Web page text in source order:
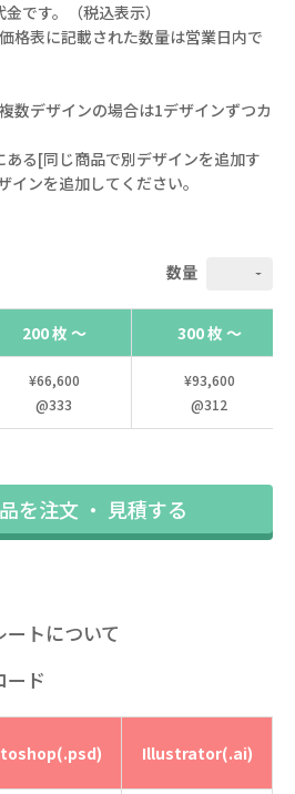
です。（税込表示）
格表に記載された数量は営業日内で
数デザインの場合は1デザインずつカ
る[同じ商品で別デザインを追加す
ンを追加してください。
数量
200 枚 ～ 300 枚 ～
¥66,600
@333
¥93,600
@312
を注文 ・ 見積する
トについて
ード
Illustrator(.ai)